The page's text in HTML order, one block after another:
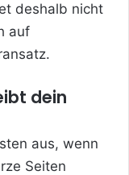
deshalb nicht
auf
dein
aus, wenn
Seiten